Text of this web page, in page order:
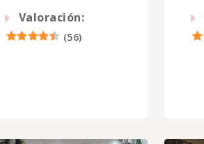
Valoración:
(56)